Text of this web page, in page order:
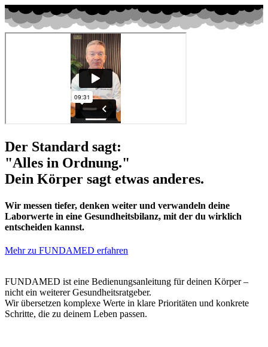
Der Standard sagt:
"Alles in Ordnung."
Dein Körper sagt etwas anderes.
Wir messen tiefer, denken weiter und verwandeln deine
Laborwerte in eine Gesundheitsbilanz, mit der du wirklich
entscheiden kannst.
Mehr zu FUNDAMED erfahren
FUNDAMED ist eine Bedienungsanleitung für deinen Körper –
nicht ein weiterer Gesundheitsratgeber.
Wir übersetzen komplexe Werte in klare Prioritäten und konkrete
Schritte, die zu deinem Leben passen.